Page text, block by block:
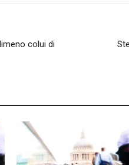
colui di